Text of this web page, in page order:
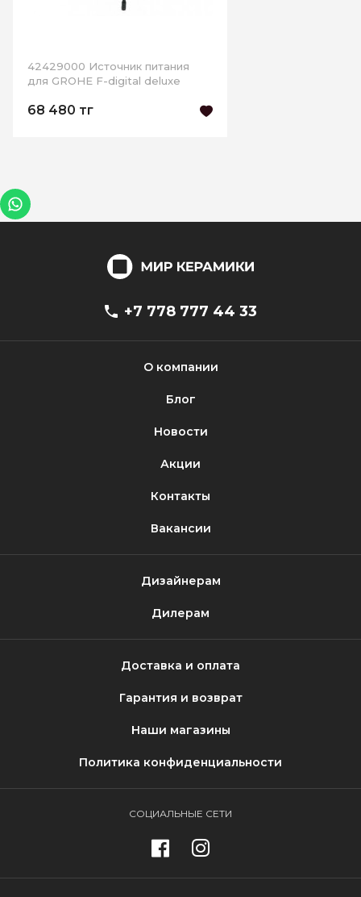
42429000 Источник питания
для GROHE F-digital deluxe
68 480 тг
+7 778 777 44 33
О компании
Блог
Новости
Акции
Контакты
Вакансии
Дизайнерам
Дилерам
Доставка и оплата
Гарантия и возврат
Наши магазины
Политика конфиденциальности
СОЦИАЛЬНЫЕ СЕТИ